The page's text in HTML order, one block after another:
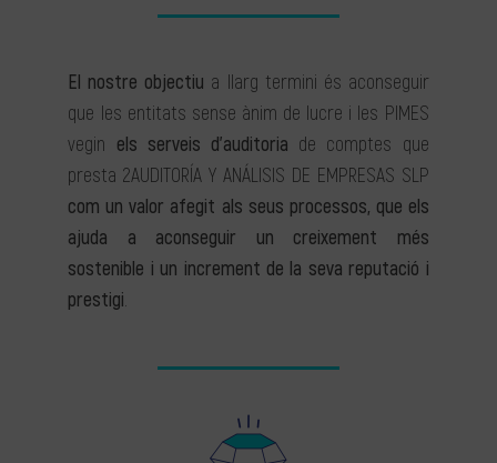
El nostre objectiu a llarg termini és aconseguir
que les entitats sense ànim de lucre i les PIMES
vegin els serveis d’auditoria de comptes que
presta 2AUDITORÍA Y ANÁLISIS DE EMPRESAS SLP
com un valor afegit als seus processos, que els
ajuda a aconseguir un creixement més
sostenible i un increment de la seva reputació i
prestigi.